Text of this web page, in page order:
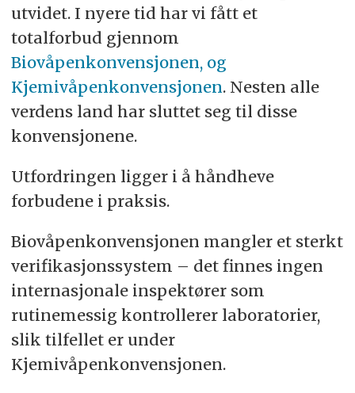
utvidet. I nyere tid har vi fått et
totalforbud gjennom
Biovåpenkonvensjonen, og
Kjemivåpenkonvensjonen. Nesten alle
verdens land har sluttet seg til disse
konvensjonene.
Utfordringen ligger i å håndheve
forbudene i praksis.
Biovåpenkonvensjonen mangler et sterkt
verifikasjonssystem – det finnes ingen
internasjonale inspektører som
rutinemessig kontrollerer laboratorier,
slik tilfellet er under
Kjemivåpenkonvensjonen.